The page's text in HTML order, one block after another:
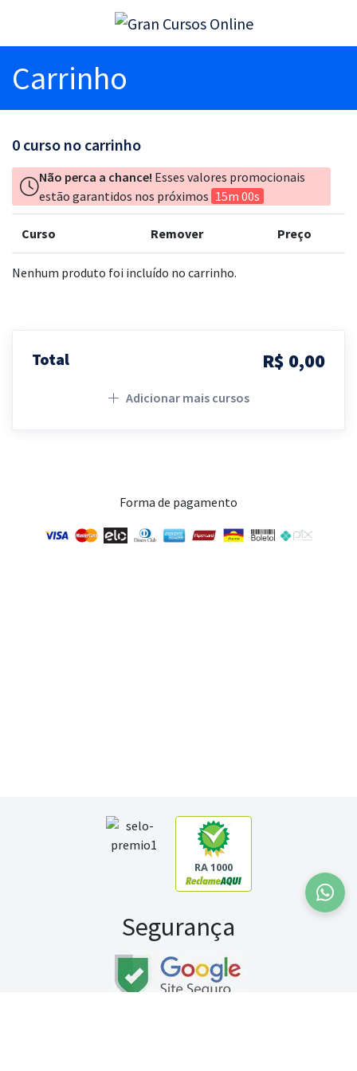
Carrinho
0 curso no carrinho
Não perca a chance! Esses valores promocionais
estão garantidos nos próximos 15m 00s
Curso Remover Preço
Nenhum produto foi incluído no carrinho.
Total R$ 0,00
Adicionar mais cursos
Forma de pagamento
RA 1000
Segurança